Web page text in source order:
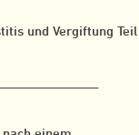
und Vergiftung Teil